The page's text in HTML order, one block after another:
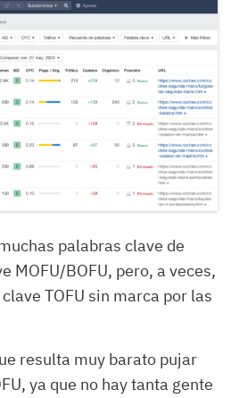
palabras clave de
MOFU/BOFU, pero, a veces,
TOFU sin marca por las
resulta muy barato pujar
ya que no hay tanta gente